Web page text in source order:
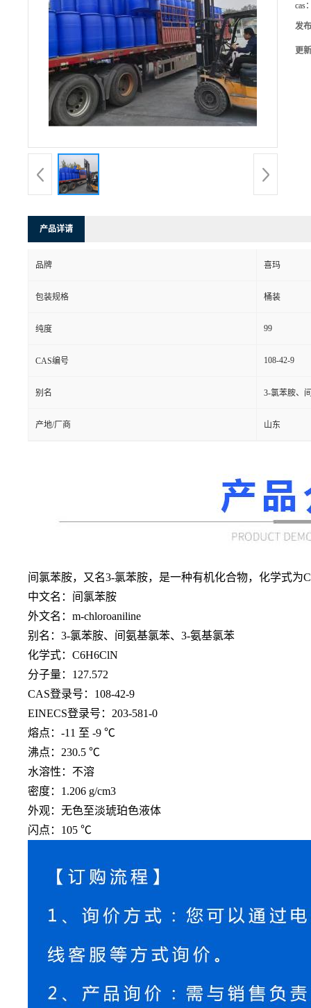
cas
发
更
产品详请
品牌 喜玛
包装规格 桶装
纯度 99
CAS编号 108-42-9
别名 3-氯苯胺、
产地/厂商 山东
间氯苯胺，又名3-氯苯胺，是一种有机化合物，化学式为
中文名：间氯苯胺
外文名： m-chloroaniline
别名： 3-氯苯胺、间氨基氯苯、3-氨基氯苯
化学式： C6H6ClN
分子量： 127.572
CAS登录号：108-42-9
EINECS登录号：203-581-0
熔点： -11 至 -9 ℃
沸点： 230.5 ℃
水溶性：不溶
密度： 1.206 g/cm3
外观：无色至淡琥珀色液体
闪点： 105 ℃